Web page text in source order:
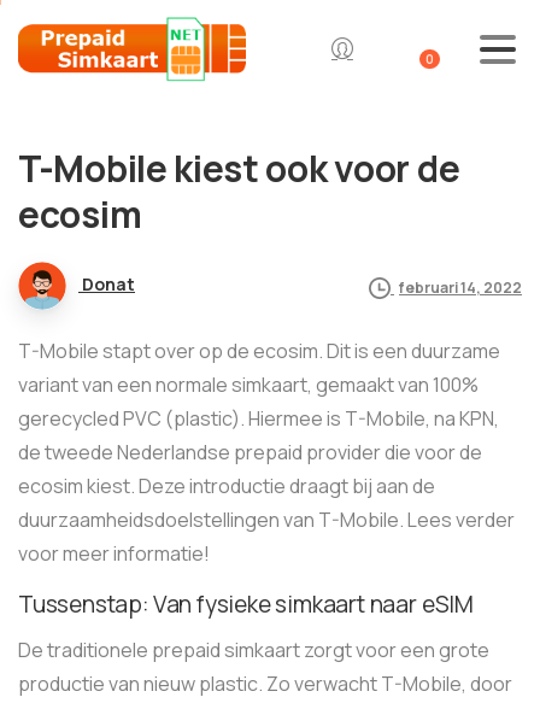
0
T-Mobile kiest ook voor de
ecosim
Donat februari 14, 2022
T-Mobile stapt over op de ecosim. Dit is een duurzame
variant van een normale simkaart, gemaakt van 100%
gerecycled PVC (plastic). Hiermee is T-Mobile, na KPN,
de tweede Nederlandse prepaid provider die voor de
ecosim kiest. Deze introductie draagt bij aan de
duurzaamheidsdoelstellingen van T-Mobile. Lees verder
voor meer informatie!
Tussenstap: Van fysieke simkaart naar eSIM
De traditionele prepaid simkaart zorgt voor een grote
productie van nieuw plastic. Zo verwacht T-Mobile, door